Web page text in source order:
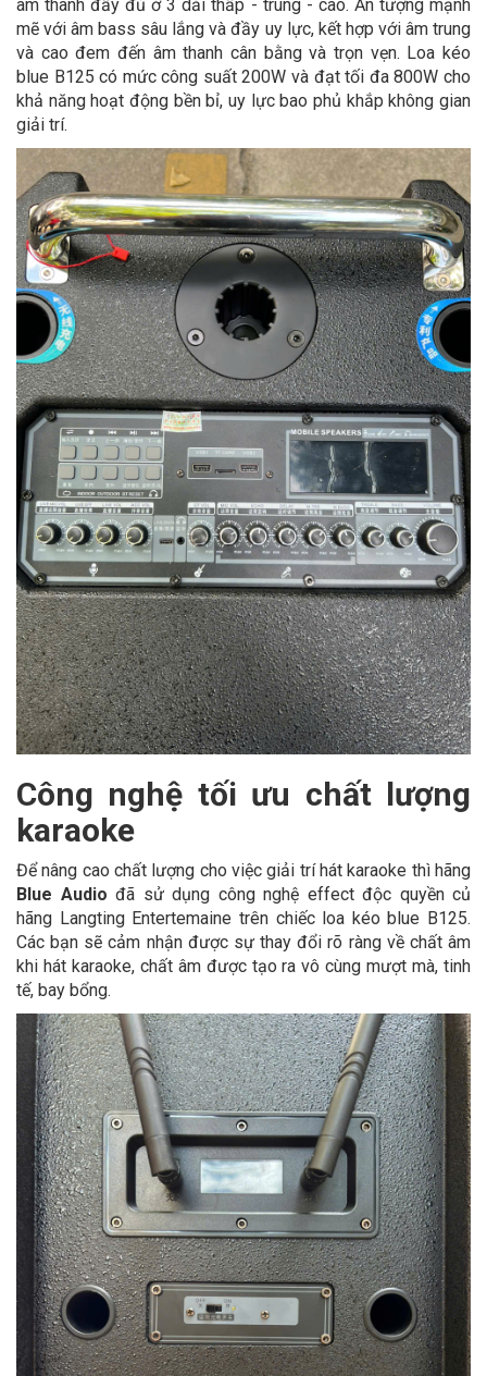
âm thanh đầy đủ ở 3 dải thấp - trung - cao. Ấn tượng mạnh
mẽ với âm bass sâu lắng và đầy uy lực, kết hợp với âm trung
và cao đem đến âm thanh cân bằng và trọn vẹn. Loa kéo
blue B125 có mức công suất 200W và đạt tối đa 800W cho
khả năng hoạt động bền bỉ, uy lực bao phủ khắp không gian
giải trí.
Công nghệ tối ưu chất lượng
karaoke
Để nâng cao chất lượng cho việc giải trí hát karaoke thì hãng
Blue Audio đã sử dụng công nghệ effect độc quyền củ
hãng Langting Entertemaine trên chiếc loa kéo blue B125.
Các bạn sẽ cảm nhận được sự thay đổi rõ ràng về chất âm
khi hát karaoke, chất âm được tạo ra vô cùng mượt mà, tinh
tế, bay bổng.